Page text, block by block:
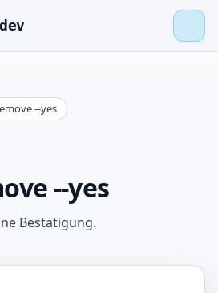
--yes
--yes
Bestätigung.